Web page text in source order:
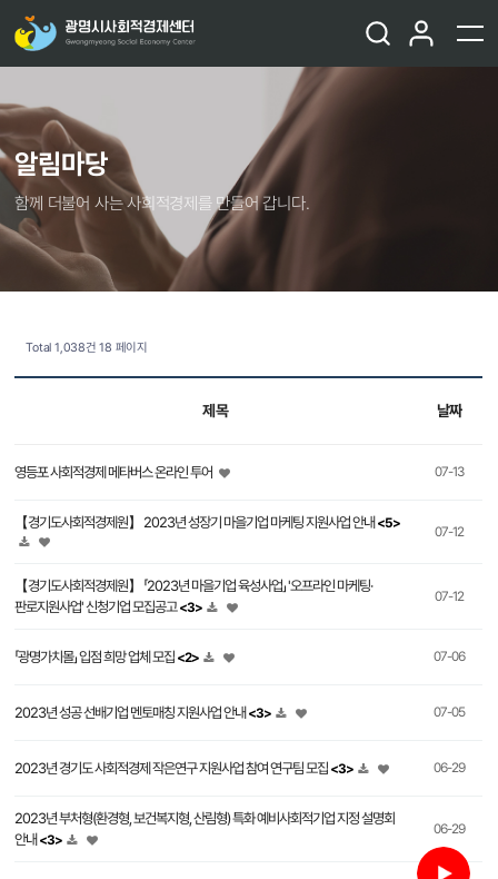
알림마당
함께 더불어 사는 사회적경제를 만들어 갑니다.
Total 1,038건 18 페이지
제목 날짜
영등포 사회적경제 메타버스 온라인 투어 07-13
【경기도사회적경제원】 2023년 성장기 마을기업 마케팅 지원사업 안내<5>
07-12
【경기도사회적경제원】 「2023년 마을기업 육성사업」 '오프라인 마케팅·
판로지원사업' 신청기업 모집공고<3>
07-12
「광명가치몰」 입점 희망 업체 모집 <2> 07-06
2023년 성공 선배기업 멘토매칭 지원사업 안내<3> 07-05
2023년 경기도 사회적경제 작은연구 지원사업 참여 연구팀 모집 <3> 06-29
2023년 부처형(환경형, 보건복지형, 산림형) 특화 예비사회적기업 지정 설명회
안내<3>
06-29